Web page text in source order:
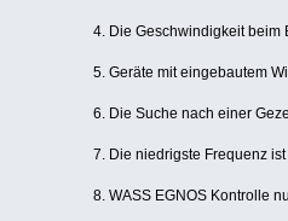
Die Geschwindigkeit beim
Geräte mit eingebautem
Die Suche nach einer
Die niedrigste Frequenz
WASS EGNOS Kontrolle